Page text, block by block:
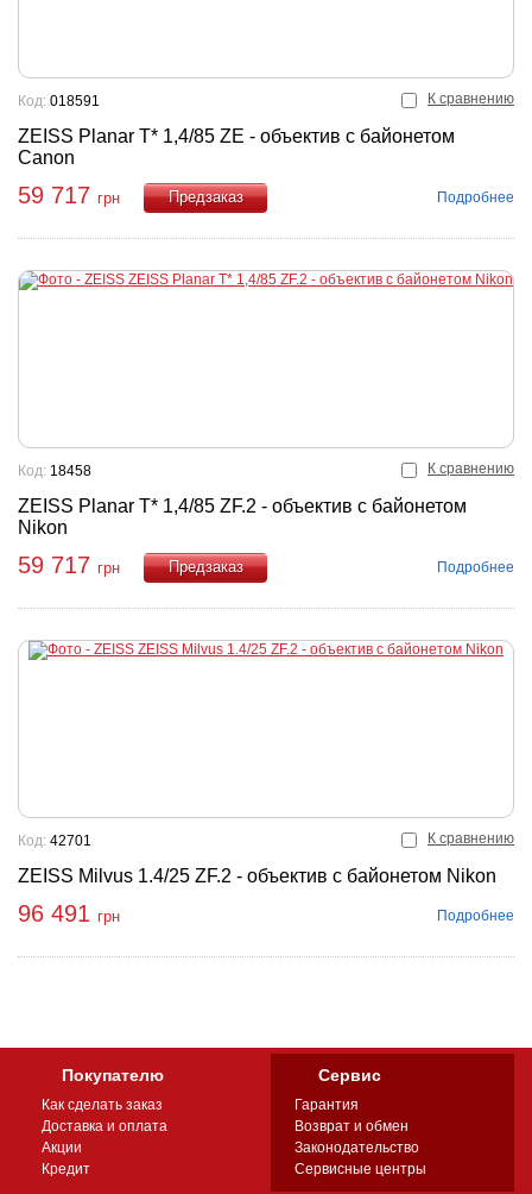
К сравнению
ZEISS Planar T* 1,4/85 ZE - объектив с байонетом
Canon
Код: 018591
59 717 грн
Подробнее
К сравнению
ZEISS Planar T* 1,4/85 ZF.2 - объектив с байонетом
Nikon
Код: 18458
59 717 грн
Подробнее
К сравнению
ZEISS Milvus 1.4/25 ZF.2 - объектив с байонетом Nikon
Код: 42701
96 491 грн Подробнее
Покупателю
Как сделать заказ
Доставка и оплата
Акции
Кредит
Сервис
Гарантия
Возврат и обмен
Законодательство
Сервисные центры